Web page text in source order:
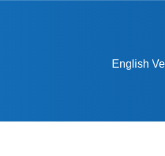
English